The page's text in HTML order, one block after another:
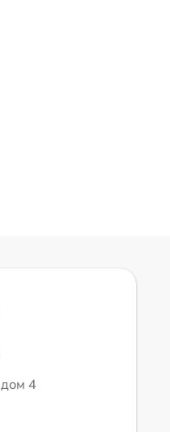
4